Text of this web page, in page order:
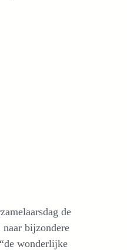
de
naar bijzondere
wonderlijke